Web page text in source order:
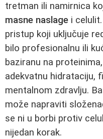
tretman ili namirnica
masne naslage i
pristup koji uključuje
bilo profesionalnu ili
baziranu na
adekvatnu hidrataciju,
mentalnom zdravlju.
može napraviti
se ni u borbi protiv
nijedan korak.